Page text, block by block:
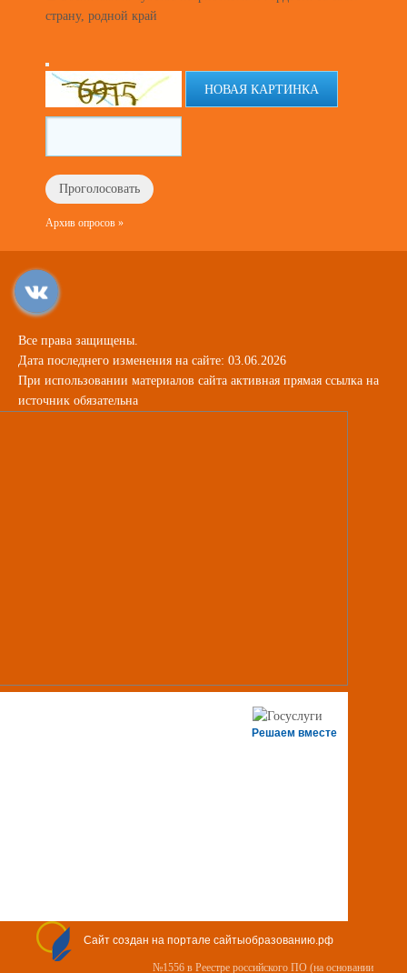
страну, родной край
НОВАЯ КАРТИНКА
Архив опросов »
Все права защищены.
Дата последнего изменения на сайте: 03.06.2026
При использовании материалов сайта активная прямая ссылка на
источник обязательна
Решаем вместе
Сайт создан на портале сайтыобразованию.рф
№1556 в Реестре российского ПО (на основании